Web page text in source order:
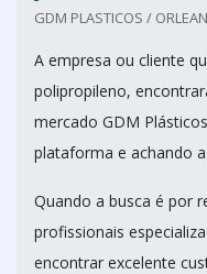
GDM PLASTICOS /
A empresa ou cliente
polipropileno,
mercado GDM
plataforma e achando
Quando a busca é por
profissionais
encontrar excelente